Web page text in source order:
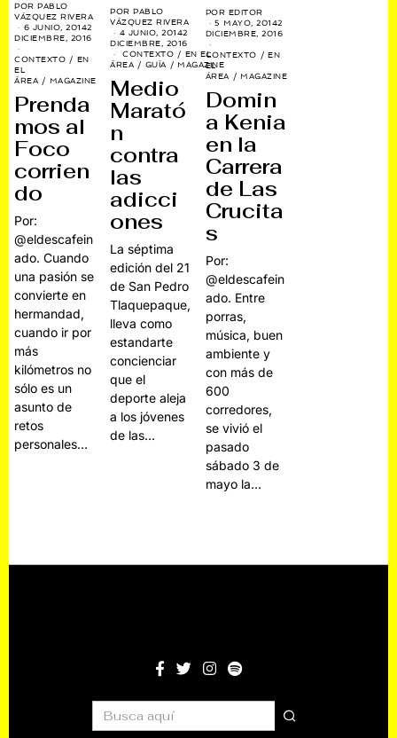
PORPABLO
VÁZQUEZ RIVERA
6 JUNIO, 20142
DICIEMBRE, 2016
CONTEXTO / EN
EL
ÁREA / MAGAZINE
Prenda
mos al
Foco
corrien
do
Por:
@eldescafein
ado. Cuando
una pasión se
convierte en
hermandad,
cuando ir por
más
kilómetros no
sólo es un
asunto de
retos
personales…
PORPABLO
VÁZQUEZ RIVERA
4 JUNIO, 20142
DICIEMBRE, 2016
CONTEXTO / EN EL
ÁREA / GUÍA / MAGAZINE
Medio
Marató
n
contra
las
adicci
ones
La séptima
edición del 21
de San Pedro
Tlaquepaque,
lleva como
estandarte
concienciar
que el
deporte aleja
a los jóvenes
de las…
POR EDITOR
5 MAYO, 20142
DICIEMBRE, 2016
CONTEXTO / EN
EL
ÁREA / MAGAZINE
Domin
a Kenia
en la
Carrera
de Las
Crucita
s
Por:
@eldescafein
ado. Entre
porras,
música, buen
ambiente y
con más de
600
corredores,
se vivió el
pasado
sábado 3 de
mayo la…